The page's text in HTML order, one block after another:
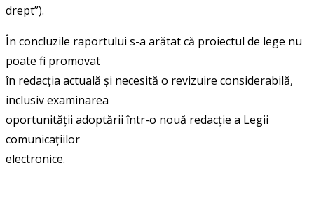
drept”).
În concluzile raportului s-a arătat că proiectul de lege nu
poate fi promovat
în redacția actuală și necesită o revizuire considerabilă,
inclusiv examinarea
oportunității adoptării într-o nouă redacție a Legii
comunicațiilor
electronice.